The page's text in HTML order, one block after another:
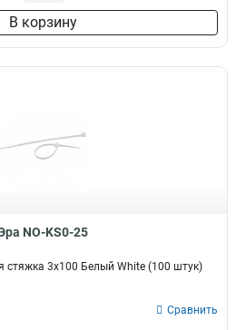
В корзину
NO-KS0-25
стяжка 3х100 Белый White (100 штук)
Сравнить